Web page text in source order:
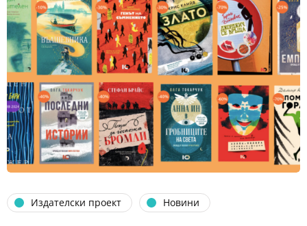
Издателски проект Новини